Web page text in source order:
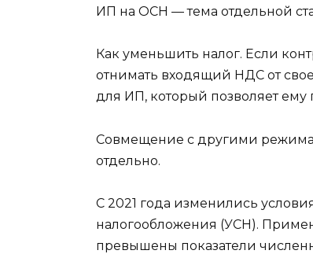
ИП на ОСН — тема отдельной
Как уменьшить налог. Если
отнимать входящий НДС от
для ИП, который позволяет
Совмещение с другими
отдельно.
С 2021 года изменились
налогообложения (УСН).
превышены показатели